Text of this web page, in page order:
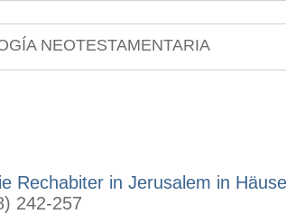
NEOTESTAMENTARIA
Rechabiter in Jerusalem in
242-257